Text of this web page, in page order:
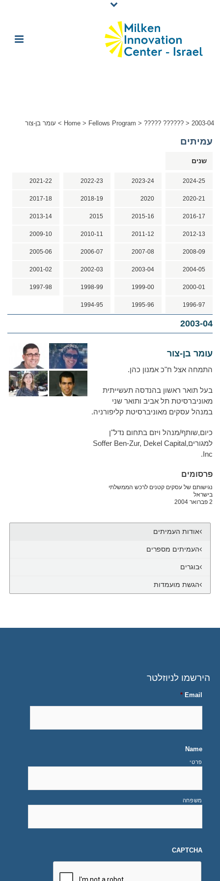
Home > Fellows Program > ????? ?????? > 2003-04
> עומר בן-צור
עמיתים
שנים
2024-25
2023-24
2022-23
2021-22
2020-21
2020
2018-19
2017-18
2016-17
2015-16
2015
2013-14
2012-13
2011-12
2010-11
2009-10
2008-09
2007-08
2006-07
2005-06
2004-05
2003-04
2002-03
2001-02
2000-01
1999-00
1998-99
1997-98
1996-97
1995-96
1994-95
2003-04
עומר בן-צור
התמחה אצל ח"כ אמנון כהן.
בעל תואר ראשון בהנדסה תעשייתית
מאוניברסיטת תל אביב ותואר שני
במנהל עסקים מאוניברסיטת קליפורניה.
כיום,שותף/מנהל ויזם בתחום נדל"ן
למגורים,Soffer Ben-Zur, Dekel Capital
Inc.
פרסומים
נגישותם של עסקים קטנים לרכש הממשלתי
בישראל
2 פברואר 2004
אודות העמיתים
העמיתים מספרים
בוגרים
הגשת מועמדות
הירשמו לניוזלטר
Email
*
Name
פרטי
משפחה
CAPTCHA